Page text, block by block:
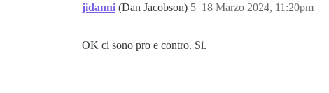
jidanni (Dan Jacobson) 18 Marzo 2024, 11:20pm
5
OK ci sono pro e contro. Sì.